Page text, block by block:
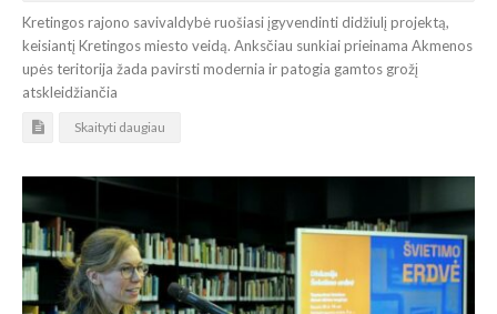
Kretingos rajono savivaldybė ruošiasi įgyvendinti didžiulį projektą,
keisiantį Kretingos miesto veidą. Anksčiau sunkiai prieinama Akmenos
upės teritorija žada pavirsti modernia ir patogia gamtos grožį
atskleidžiančia
Skaityti daugiau